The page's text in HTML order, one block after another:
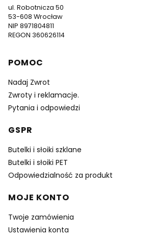
ul. Robotnicza 50
53-608 Wrocław
NIP 8971804811
REGON 360626114
Linki w stopce
POMOC
Nadaj Zwrot
Zwroty i reklamacje.
Pytania i odpowiedzi
GSPR
Butelki i słoiki szklane
Butelki i słoiki PET
Odpowiedzialność za produkt
MOJE KONTO
Twoje zamówienia
Ustawienia konta